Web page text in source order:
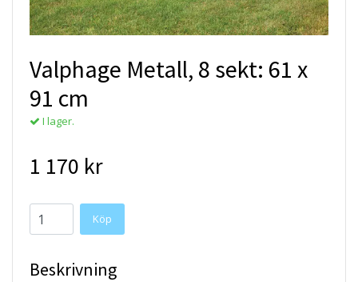
Valphage Metall, 8 sekt: 61 x
91 cm
I lager.
1 170 kr
Köp
Beskrivning